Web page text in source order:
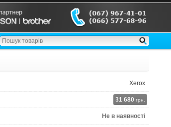
Xerox
31 680 грн.
Не в наявності